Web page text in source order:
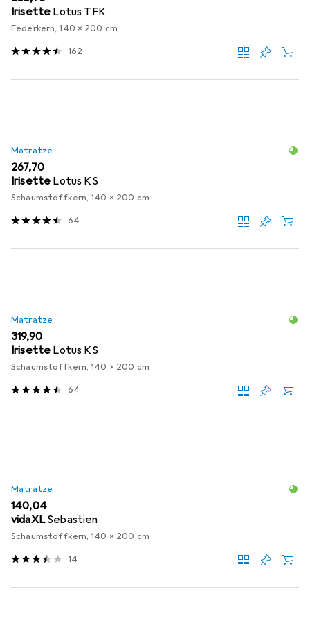
Irisette Lotus TFK
Federkern, 140 x 200 cm
162
Matratze
EUR
267,70
Irisette Lotus KS
Schaumstoffkern, 140 x 200 cm
64
Matratze
EUR
319,90
Irisette Lotus KS
Schaumstoffkern, 140 x 200 cm
64
Matratze
EUR
140,04
vidaXL Sebastien
Schaumstoffkern, 140 x 200 cm
14